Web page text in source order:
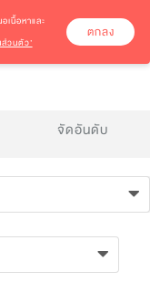
จัดอันดับ
เนื้อหาและ
วนตัว’
ตกลง